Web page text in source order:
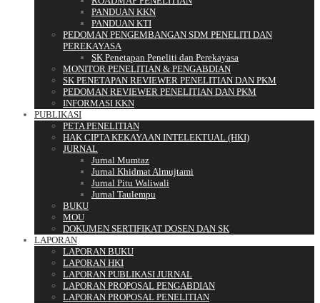
PANDUAN KKN
PANDUAN KTI
PEDOMAN PENGEMBANGAN SDM PENELITI DAN
PEREKAYASA
SK Penetapan Peneliti dan Perekayasa
MONITOR PENELITIAN & PENGABDIAN
SK PENETAPAN REVIEWER PENELITIAN DAN PKM
PEDOMAN REVIEWER PENELITIAN DAN PKM
INFORMASI KKN
PUBLIKASI
PETA PENELITIAN
HAK CIPTA KEKAYAAN INTELEKTUAL (HKI)
JURNAL
Jurnal Mumtaz
Jurnal Khidmat Almujtami
Jurnal Pitu Waliwali
Jurnal Taulempu
BUKU
MOU
DOKUMEN SERTIFIKAT DOSEN DAN SK
LAPORAN
LAPORAN BUKU
LAPORAN HKI
LAPORAN PUBLIKASI JURNAL
LAPORAN PROPOSAL PENGABDIAN
LAPORAN PROPOSAL PENELITIAN